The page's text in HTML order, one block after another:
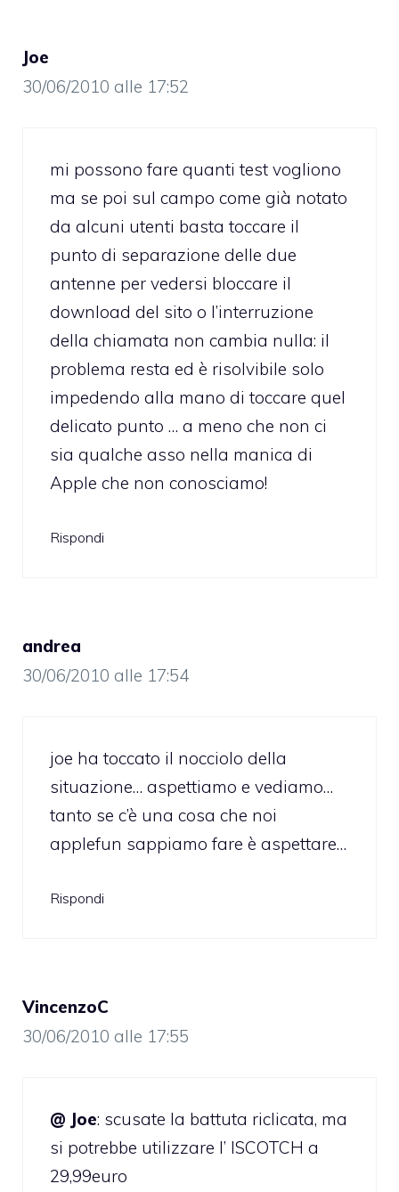
Joe
30/06/2010 alle 17:52
mi possono fare quanti test vogliono
ma se poi sul campo come già notato
da alcuni utenti basta toccare il
punto di separazione delle due
antenne per vedersi bloccare il
download del sito o l’interruzione
della chiamata non cambia nulla: il
problema resta ed è risolvibile solo
impedendo alla mano di toccare quel
delicato punto … a meno che non ci
sia qualche asso nella manica di
Apple che non conosciamo!
Rispondi
andrea
30/06/2010 alle 17:54
joe ha toccato il nocciolo della
situazione… aspettiamo e vediamo…
tanto se c’è una cosa che noi
applefun sappiamo fare è aspettare…
Rispondi
VincenzoC
30/06/2010 alle 17:55
@ Joe: scusate la battuta riclicata, ma
si potrebbe utilizzare l’ ISCOTCH a
29,99euro